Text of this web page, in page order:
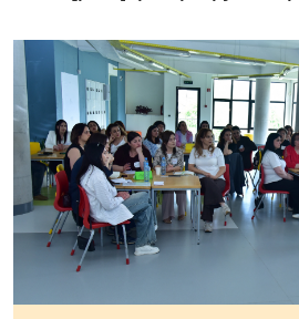
Մեդիահանգույց
Հարցեր «Այբ»–ին